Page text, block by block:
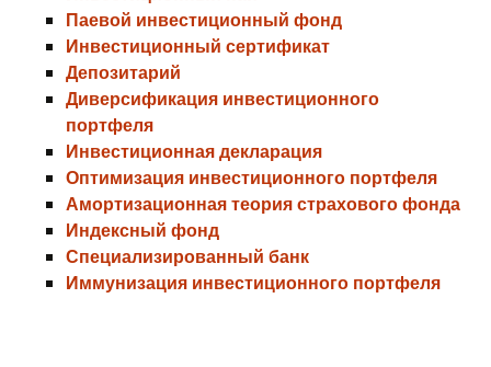
Паевой инвестиционный фонд
Инвестиционный сертификат
Депозитарий
Диверсификация инвестиционного
портфеля
Инвестиционная декларация
Оптимизация инвестиционного портфеля
Амортизационная теория страхового фонда
Индексный фонд
Специализированный банк
Иммунизация инвестиционного портфеля